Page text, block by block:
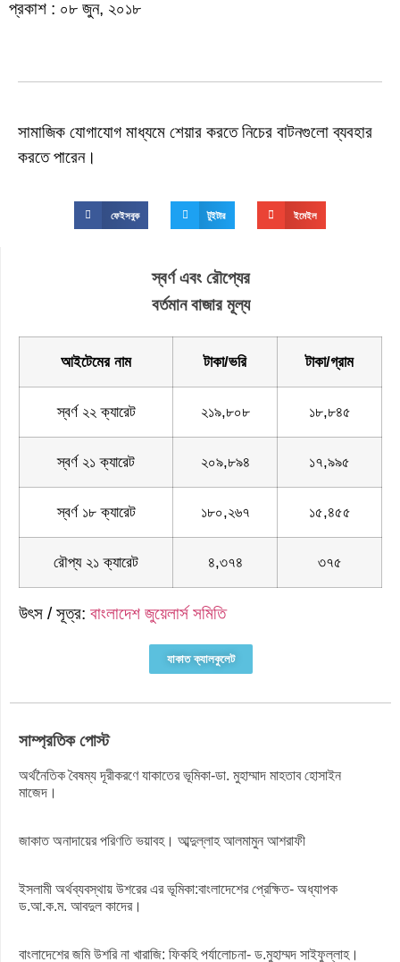
প্রকাশ : ০৮ জুন, ২০১৮
সামাজিক যোগাযোগ মাধ্যমে শেয়ার করতে নিচের বাটনগুলো ব্যবহার
করতে পারেন।
ফেইসবুক টুইটার ইমেইল
স্বর্ণ এবং রৌপ্যের
বর্তমান বাজার মূল্য
আইটেমের নাম টাকা/ভরি টাকা/গ্রাম
স্বর্ণ ২২ ক্যারেট ২১৯,৮০৮ ১৮,৮৪৫
স্বর্ণ ২১ ক্যারেট ২০৯,৮৯৪ ১৭,৯৯৫
স্বর্ণ ১৮ ক্যারেট ১৮০,২৬৭ ১৫,৪৫৫
রৌপ্য ২১ ক্যারেট ৪,৩৭৪ ৩৭৫
উৎস / সূত্র: বাংলাদেশ জুয়েলার্স সমিতি
যাকাত ক্যালকুলেট
সাম্প্রতিক পোস্ট
অর্থনৈতিক বৈষম্য দূরীকরণে যাকাতের ভূমিকা-ডা. মুহাম্মাদ মাহতাব হোসাইন
মাজেদ।
জাকাত অনাদায়ের পরিণতি ভয়াবহ। আব্দুল্লাহ আলমামুন আশরাফী
ইসলামী অর্থব্যবস্থায় উশরের এর ভূমিকা:বাংলাদেশের প্রেক্ষিত- অধ্যাপক
ড.আ.ক.ম. আবদুল কাদের।
বাংলাদেশের জমি উশরি না খারাজি: ফিকহি পর্যালোচনা- ড.মুহাম্মদ সাইফুল্লাহ।